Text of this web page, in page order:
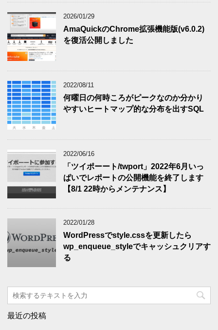
2026/01/29
AmaQuickのChrome拡張機能版(v6.0.2)
を復活公開しました
2022/08/11
何曜日の何時ころがピークなのか分かり
やすいヒートマップ的な分布を出すSQL
2022/06/16
「ツイポーート/twport」2022年6月いっ
ぱいでレポートの公開機能を終了します
【8/1 22時からメンテナンス】
2022/01/28
WordPressでstyle.cssを更新したら
wp_enqueue_styleでキャッシュクリアす
る
最近の投稿